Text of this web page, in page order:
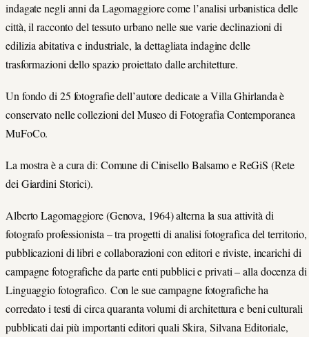
indagate negli anni da Lagomaggiore come l’analisi urbanistica delle
città, il racconto del tessuto urbano nelle sue varie declinazioni di
edilizia abitativa e industriale, la dettagliata indagine delle
trasformazioni dello spazio proiettato dalle architetture.
Un fondo di 25 fotografie dell’autore dedicate a Villa Ghirlanda è
conservato nelle collezioni del Museo di Fotografia Contemporanea
MuFoCo.
La mostra è a cura di: Comune di Cinisello Balsamo e ReGiS (Rete
dei Giardini Storici).
Alberto Lagomaggiore (Genova, 1964) alterna la sua attività di
fotografo professionista – tra progetti di analisi fotografica del territorio,
pubblicazioni di libri e collaborazioni con editori e riviste, incarichi di
campagne fotografiche da parte enti pubblici e privati – alla docenza di
Linguaggio fotografico. Con le sue campagne fotografiche ha
corredato i testi di circa quaranta volumi di architettura e beni culturali
pubblicati dai più importanti editori quali Skira, Silvana Editoriale,